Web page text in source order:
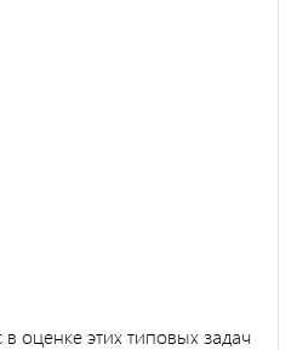
оценке этих типовых задач